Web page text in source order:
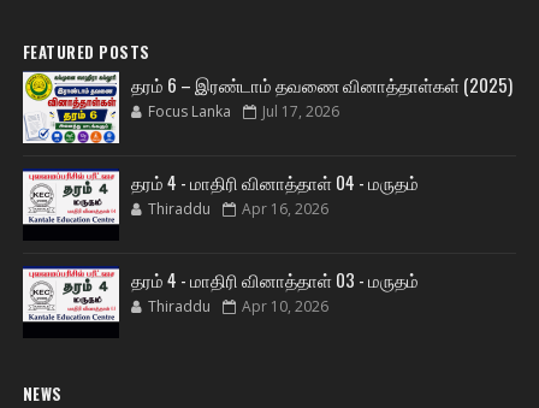
FEATURED POSTS
தரம் 6 – இரண்டாம் தவணை வினாத்தாள்கள் (2025)
Focus Lanka Jul 17, 2026
தரம் 4 - மாதிரி வினாத்தாள் 04 - மருதம்
Thiraddu Apr 16, 2026
தரம் 4 - மாதிரி வினாத்தாள் 03 - மருதம்
Thiraddu Apr 10, 2026
NEWS